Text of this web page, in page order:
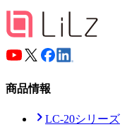
商品情報
LC-20シリーズ